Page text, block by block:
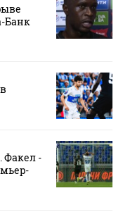
Банк
Факел -